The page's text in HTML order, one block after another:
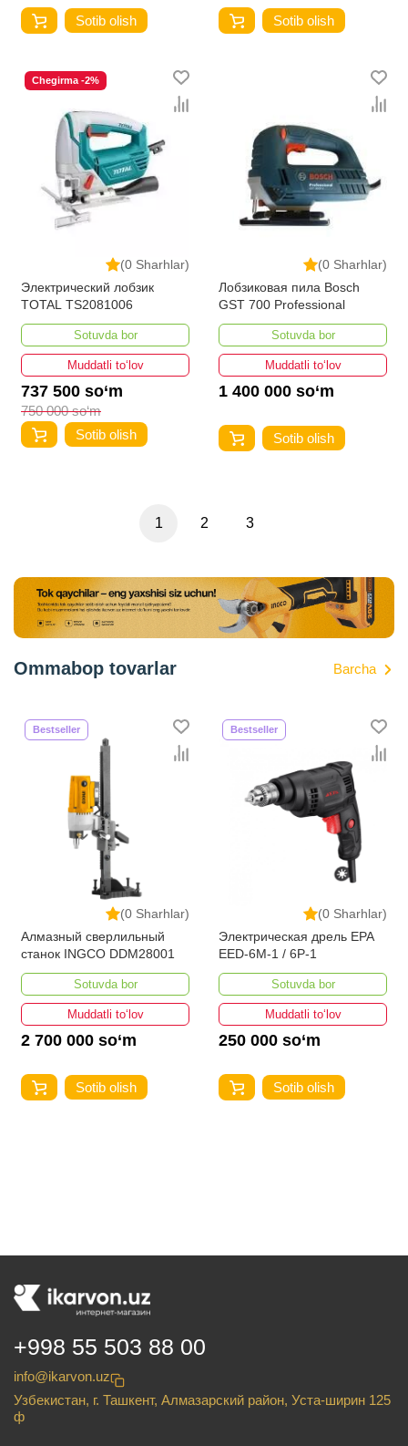
Sotib olish Sotib olish
(0 Sharhlar)
Chegirma -2%
Электрический лобзик
TOTAL TS2081006
Sotuvda bor
Muddatli to‘lov
737 500 so‘m
750 000 so‘m
Sotib olish
(0 Sharhlar)
Лобзиковая пила Bosch
GST 700 Professional
Sotuvda bor
Muddatli to‘lov
1 400 000 so‘m
Sotib olish
1 2 3
Ommabop tovarlar Barcha
(0 Sharhlar)
Bestseller
Алмазный сверлильный
станок INGCO DDM28001
Sotuvda bor
Muddatli to‘lov
2 700 000 so‘m
Sotib olish
(0 Sharhlar)
Bestseller
Электрическая дрель EPA
EED-6M-1 / 6P-1
Sotuvda bor
Muddatli to‘lov
250 000 so‘m
Sotib olish
+998 55 503 88 00
info@ikarvon.uz
Узбекистан, г. Ташкент, Алмазарский район, Уста-ширин 125
ф